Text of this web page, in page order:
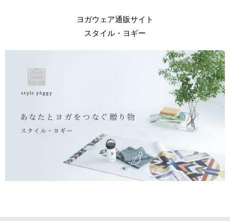
ヨガウェア通販サイト
スタイル・ヨギー